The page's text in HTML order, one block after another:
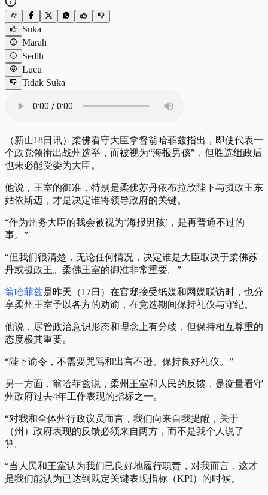
Suka
Marah
Sedih
Lucu
Tidak Suka
（新山18日讯）柔佛看守大臣拿督翁哈菲兹指出，即使代表一
个政党领衔出战州选举，而被视为“海报男孩”，但胜选组政后
也未必能受委为大臣。
他说，王室的御准，特别是柔佛苏丹依布拉欣陛下与摄政王东
姑依斯迈，才是决定谁将领导政府的关键。
“作为州务大臣的我会被视为‘海报男孩’，是再普通不过的
事。”
“但我们很清楚，无论任何情况，决定谁是大臣取决于柔佛苏
丹或摄政王。柔佛王室的御准非常重要。”
翁哈菲兹是昨天（17日）在官邸接受纸媒和网媒联访时，也分
享柔州王室予以各方的劝谕，在竞选期间保持礼仪与守纪。
他说，尽管政治意识形态和理念上有分歧，但保持相互尊重的
态度极其重要。
“陛下谕令，不需要咒骂和出言不逊。保持良好礼仪。”
另一方面，翁哈菲兹说，柔州王室和人民的反馈，是衡量看守
州政府过去4年工作表现的指标之一。
“对我和全体州行政议员而言，我们向来自我提醒，关于
（州）政府表现的反馈必须来自两方，而不是我个人说了
算。
“当人民和王室认为我们已良好地履行职责，对我而言，这才
是我们能认为已达到既定关键表现指标（KPI）的时候。